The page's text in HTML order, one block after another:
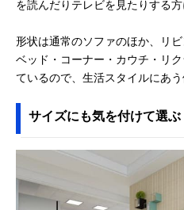
を読んだりテレビを見たりする方
形状は通常のソファのほか、リ
ベッド・コーナー・カウチ・リ
ているので、生活スタイルにあ
サイズにも気を付けて選ぶ